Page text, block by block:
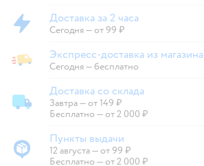
Доставка за 2 часа
Доставка за 2 часа
Сегодня—от 99 ₽
Экспресс-доставка из магазина
Экспресс-доставка из магазина
Сегодня—бесплатно
Доставка со склада
Доставка со склада
Завтра—от 149 ₽
Бесплатно — от 2 000 ₽
Пункты выдачи
Пункты выдачи
12 августа—от 99 ₽
Бесплатно — от 2 000 ₽